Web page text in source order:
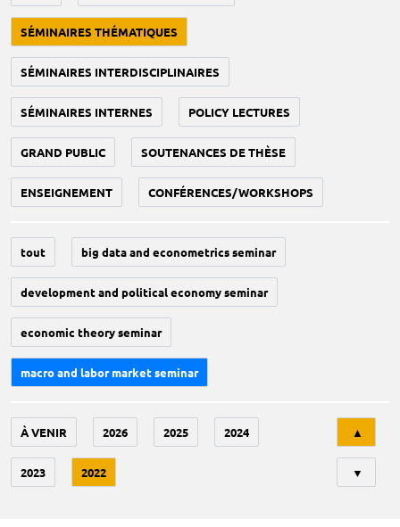
SÉMINAIRES THÉMATIQUES
SÉMINAIRES INTERDISCIPLINAIRES
SÉMINAIRES INTERNES POLICY LECTURES
GRAND PUBLIC SOUTENANCES DE THÈSE
ENSEIGNEMENT CONFÉRENCES/WORKSHOPS
tout big data and econometrics seminar
development and political economy seminar
economic theory seminar
macro and labor market seminar
À VENIR 2026 2025 2024
2023 2022
▲
▼